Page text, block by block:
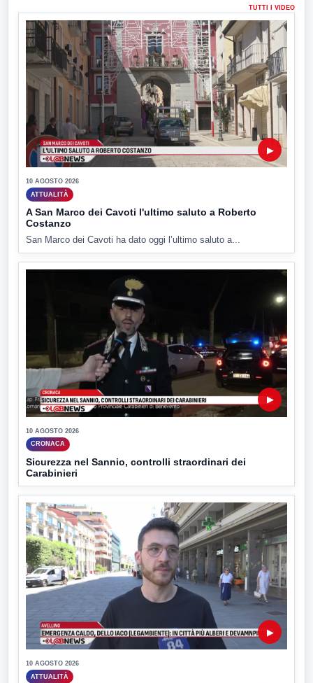
TUTTI I VIDEO
▶
10 AGOSTO 2026
ATTUALITÀ
A San Marco dei Cavoti l'ultimo saluto a Roberto
Costanzo
San Marco dei Cavoti ha dato oggi l’ultimo saluto a...
▶
10 AGOSTO 2026
CRONACA
Sicurezza nel Sannio, controlli straordinari dei
Carabinieri
▶
10 AGOSTO 2026
ATTUALITÀ